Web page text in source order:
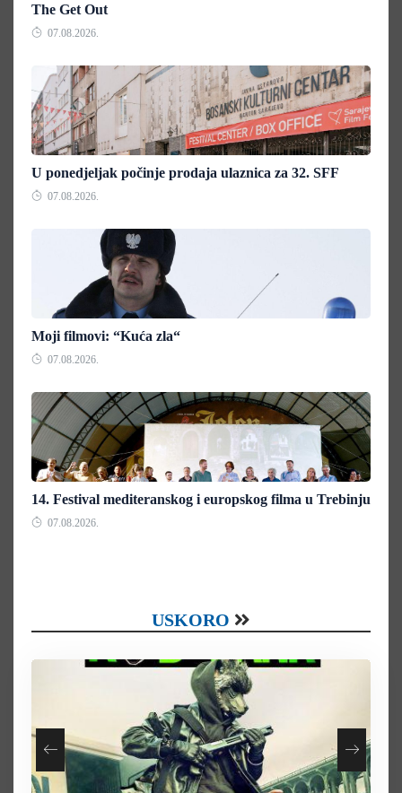
The Get Out
07.08.2026.
U ponedjeljak počinje prodaja ulaznica za 32. SFF
07.08.2026.
Moji filmovi: “Kuća zla“
07.08.2026.
14. Festival mediteranskog i europskog filma u Trebinju
07.08.2026.
USKORO